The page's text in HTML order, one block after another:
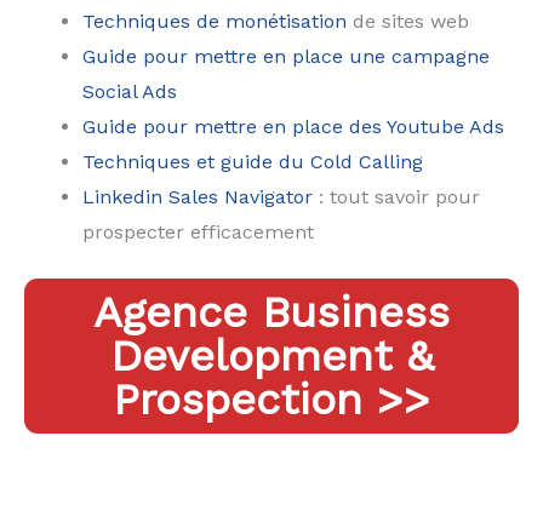
Techniques de monétisation de sites web
Guide pour mettre en place une campagne
Social Ads
Guide pour mettre en place des Youtube Ads
Techniques et guide du Cold Calling
Linkedin Sales Navigator : tout savoir pour
prospecter efficacement
Agence Business
Development &
Prospection >>